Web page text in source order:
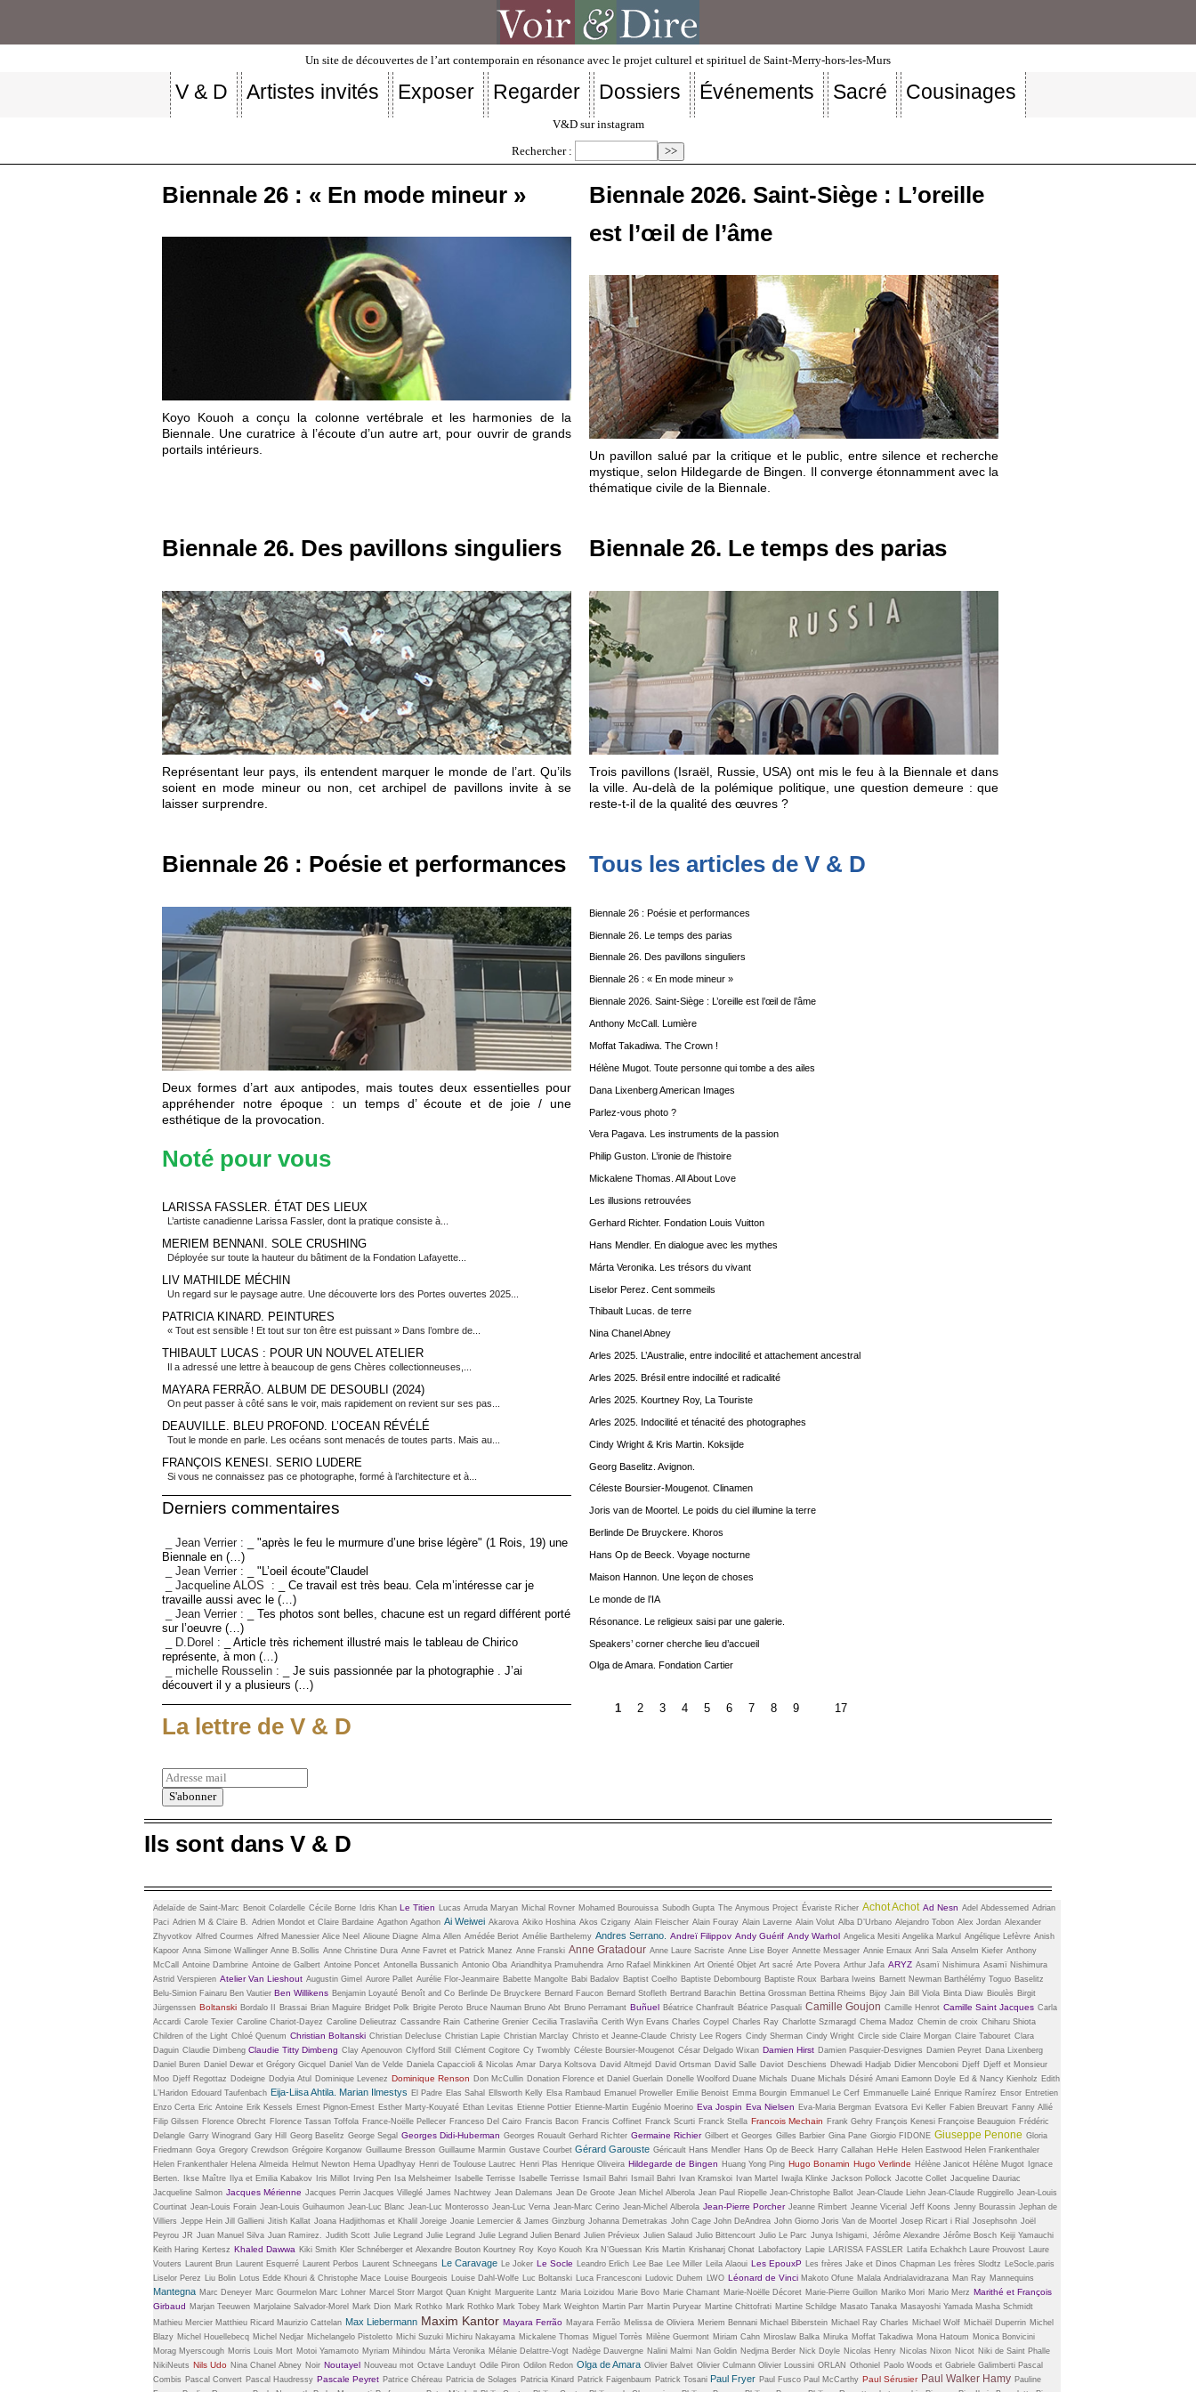
Un site de découvertes de l’art contemporain en résonance avec le projet culturel et spirituel de Saint-Merry-hors-les-Murs
V & D Artistes invités Exposer Regarder Dossiers Événements Sacré Cousinages
V&D sur instagram
Rechercher :
Biennale 26 : « En mode mineur »
Koyo Kouoh a conçu la colonne vertébrale et les harmonies de la
Biennale. Une curatrice à l’écoute d’un autre art, pour ouvrir de grands
portails intérieurs.
Biennale 2026. Saint-Siège : L’oreille
est l’œil de l’âme
Un pavillon salué par la critique et le public, entre silence et recherche
mystique, selon Hildegarde de Bingen. Il converge étonnamment avec la
thématique civile de la Biennale.
Biennale 26. Des pavillons singuliers
Représentant leur pays, ils entendent marquer le monde de l’art. Qu’ils
soient en mode mineur ou non, cet archipel de pavillons invite à se
laisser surprendre.
Biennale 26. Le temps des parias
Trois pavillons (Israël, Russie, USA) ont mis le feu à la Biennale et dans
la ville. Au-delà de la polémique politique, une question demeure : que
reste-t-il de la qualité des œuvres ?
Biennale 26 : Poésie et performances
Deux formes d’art aux antipodes, mais toutes deux essentielles pour
appréhender notre époque : un temps d’ écoute et de joie / une
esthétique de la provocation.
Noté pour vous
LARISSA FASSLER. ÉTAT DES LIEUX
L’artiste canadienne Larissa Fassler, dont la pratique consiste à...
MERIEM BENNANI. SOLE CRUSHING
Déployée sur toute la hauteur du bâtiment de la Fondation Lafayette...
LIV MATHILDE MÉCHIN
Un regard sur le paysage autre. Une découverte lors des Portes ouvertes 2025...
PATRICIA KINARD. PEINTURES
« Tout est sensible ! Et tout sur ton être est puissant » Dans l’ombre de...
THIBAULT LUCAS : POUR UN NOUVEL ATELIER
Il a adressé une lettre à beaucoup de gens Chères collectionneuses,...
MAYARA FERRÃO. ALBUM DE DESOUBLI (2024)
On peut passer à côté sans le voir, mais rapidement on revient sur ses pas...
DEAUVILLE. BLEU PROFOND. L’OCEAN RÉVÉLÉ
Tout le monde en parle. Les océans sont menacés de toutes parts. Mais au...
FRANÇOIS KENESI. SERIO LUDERE
Si vous ne connaissez pas ce photographe, formé à l’architecture et à...
Derniers commentaires
_ Jean Verrier :
_ "après le feu le murmure d’une brise légère" (1 Rois, 19) une
Biennale en (…)
_ Jean Verrier :
_ "L’oeil écoute"Claudel
_ Jacqueline ALOS :
_ Ce travail est très beau. Cela m’intéresse car je
travaille aussi avec le (…)
_ Jean Verrier :
_ Tes photos sont belles, chacune est un regard différent porté
sur l’oeuvre (…)
_ D.Dorel :
_ Article très richement illustré mais le tableau de Chirico
représente, à mon (…)
_ michelle Rousselin :
_ Je suis passionnée par la photographie . J’ai
découvert il y a plusieurs (…)
La lettre de V & D
Tous les articles de V & D
Biennale 26 : Poésie et performances
Biennale 26. Le temps des parias
Biennale 26. Des pavillons singuliers
Biennale 26 : « En mode mineur »
Biennale 2026. Saint-Siège : L’oreille est l’œil de l’âme
Anthony McCall. Lumière
Moffat Takadiwa. The Crown !
Hélène Mugot. Toute personne qui tombe a des ailes
Dana Lixenberg American Images
Parlez-vous photo ?
Vera Pagava. Les instruments de la passion
Philip Guston. L’ironie de l’histoire
Mickalene Thomas. All About Love
Les illusions retrouvées
Gerhard Richter. Fondation Louis Vuitton
Hans Mendler. En dialogue avec les mythes
Márta Veronika. Les trésors du vivant
Liselor Perez. Cent sommeils
Thibault Lucas. de terre
Nina Chanel Abney
Arles 2025. L’Australie, entre indocilité et attachement ancestral
Arles 2025. Brésil entre indocilité et radicalité
Arles 2025. Kourtney Roy, La Touriste
Arles 2025. Indocilité et ténacité des photographes
Cindy Wright & Kris Martin. Koksijde
Georg Baselitz. Avignon.
Céleste Boursier-Mougenot. Clinamen
Joris van de Moortel. Le poids du ciel illumine la terre
Berlinde De Bruyckere. Khoros
Hans Op de Beeck. Voyage nocturne
Maison Hannon. Une leçon de choses
Le monde de l’IA
Résonance. Le religieux saisi par une galerie.
Speakers’ corner cherche lieu d’accueil
Olga de Amara. Fondation Cartier
1 2 3 4 5 6 7 8 9 17
Ils sont dans V & D
Adelaïde de Saint-Marc Benoit Colardelle Cécile Borne Idris Khan Le Titien Lucas Arruda Maryan Michal Rovner Mohamed Bourouissa Subodh Gupta The Anymous Project Évariste Richer Achot Achot Ad Nesn Adel Abdessemed Adrian
Paci Adrien M & Claire B. Adrien Mondot et Claire Bardaine Agathon Agathon Ai Weiwei Akarova Akiko Hoshina Akos Czigany Alain Fleischer Alain Fouray Alain Laverne Alain Volut Alba D’Urbano Alejandro Tobon Alex Jordan Alexander
Zhyvotkov Alfred Courmes Alfred Manessier Alice Neel Alioune Diagne Alma Allen Amédée Beriot Amélie Barthelemy Andres Serrano. Andreï Filippov Andy Guérif Andy Warhol Angelica Mesiti Angelika Markul Angélique Lefèvre Anish
Kapoor Anna Simone Wallinger Anne B.Sollis Anne Christine Dura Anne Favret et Patrick Manez Anne Franski Anne Gratadour Anne Laure Sacriste Anne Lise Boyer Annette Messager Annie Ernaux Anri Sala Anselm Kiefer Anthony
McCall
Antoine Dambrine Antoine de Galbert Antoine Poncet Antonella Bussanich Antonio Oba Ariandhitya Pramuhendra Arno Rafael Minkkinen Art Orienté Objet Art sacré Arte Povera Arthur Jafa ARYZ Asamï Nishimura Asamï Nishimura
Astrid Verspieren Atelier Van Lieshout Augustin Gimel Aurore Pallet Aurélie Flor-Jeanmaire Babette Mangolte Babi Badalov Baptist Coelho Baptiste Debombourg Baptiste Roux Barbara Iweins Barnett Newman Barthélémy Toguo Baselitz
Belu-Simion Fainaru Ben Vautier Ben Willikens Benjamin Loyauté Benoît and Co Berlinde De Bruyckere Bernard Faucon Bernard Stofleth Bertrand Barachin Bettina Grossman Bettina Rheims Bijoy Jain Bill Viola Binta Diaw Bioulès Birgit
Jürgenssen Boltanski Bordalo II Brassai Brian Maguire Bridget Polk Brigite Peroto Bruce Nauman Bruno Abt Bruno Perramant Buñuel Béatrice Chanfrault Béatrice Pasquali Camille Goujon Camille Henrot Camille Saint Jacques Carla
Accardi Carole Texier Caroline Chariot-Dayez Caroline Delieutraz Cassandre Rain Catherine Grenier Cecilia Traslaviña Cerith Wyn Evans Charles Coypel Charles Ray Charlotte Szmaragd Chema Madoz Chemin de croix Chiharu Shiota
Children of the Light Chloé Quenum Christian Boltanski Christian Delecluse Christian Lapie Christian Marclay Christo et Jeanne-Claude Christy Lee Rogers Cindy Sherman Cindy Wright Circle side Claire Morgan Claire Tabouret Clara
Daguin Claudie Dimbeng Claudie Titty Dimbeng Clay Apenouvon Clyfford Still Clément Cogitore Cy Twombly Céleste Boursier-Mougenot César Delgado Wixan Damien Hirst Damien Pasquier-Desvignes Damien Peyret Dana Lixenberg
Daniel Buren Daniel Dewar et Grégory Gicquel Daniel Van de Velde Daniela Capaccioli & Nicolas Amar Darya Koltsova David Altmejd David Ortsman David Salle Daviot Deschiens Dhewadi Hadjab Didier Mencoboni Djeff Djeff et Monsieur
Moo Djeff Regottaz Dodeigne Dodyia Atul Dominique Levenez Dominique Renson Don McCullin Donation Florence et Daniel Guerlain Donelle Woolford Duane Michals Duane Michals Désiré Amani Eamonn Doyle Ed & Nancy Kienholz Edith
L’Haridon Edouard Taufenbach Eija-Liisa Ahtila. Marian Ilmestys El Padre Elas Sahal Ellsworth Kelly Elsa Rambaud Emanuel Proweller Emilie Benoist Emma Bourgin Emmanuel Le Cerf Emmanuelle Lainé Enrique Ramírez Ensor Entretien
Enzo Certa Eric Antoine Erik Kessels Ernest Pignon-Ernest Esther Marty-Kouyaté Ethan Levitas Etienne Pottier Etienne-Martin Eugénio Moerino Eva Jospin Eva Nielsen Eva-Maria Bergman Evatsora Evi Keller Fabien Breuvart Fanny Allié
Filip Gilssen Florence Obrecht Florence Tassan Toffola France-Noëlle Pellecer Franceso Del Cairo Francis Bacon Francis Coffinet Franck Scurti Franck Stella Francois Mechain Frank Gehry François Kenesi Françoise Beauguion Frédéric
Delangle Garry Winogrand Gary Hill Georg Baselitz George Segal Georges Didi-Huberman Georges Rouault Gerhard Richter Germaine Richier Gilbert et Georges Gilles Barbier Gina Pane Giorgio FIDONE Giuseppe Penone Gloria
Friedmann Goya Gregory Crewdson Grégoire Korganow Guillaume Bresson Guillaume Marmin Gustave Courbet Gérard Garouste Géricault Hans Mendler Hans Op de Beeck Harry Callahan HeHe Helen Eastwood Helen Frankenthaler
Helen Frankenthaler Helena Almeida Helmut Newton Hema Upadhyay Henri de Toulouse Lautrec Henri Plas Henrique Oliveira Hildegarde de Bingen Huang Yong Ping Hugo Bonamin Hugo Verlinde Hélène Janicot Hélène Mugot
Ignace
Berten.
Ikse Maître Ilya et Emilia Kabakov Iris Millot Irving Pen Isa Melsheimer Isabelle Terrisse Isabelle Terrisse Ismaïl Bahri Ismaïl Bahri Ivan Kramskoi Ivan Martel Iwajla Klinke Jackson Pollock Jacotte Collet Jacqueline Dauriac
Jacqueline Salmon Jacques Mérienne Jacques Perrin Jacques Villeglé James Nachtwey Jean Dalemans Jean De Groote Jean Michel Alberola Jean Paul Riopelle Jean-Christophe Ballot Jean-Claude Liehn Jean-Claude Ruggirello Jean-Louis
Courtinat Jean-Louis Forain Jean-Louis Guihaumon Jean-Luc Blanc Jean-Luc Monterosso Jean-Luc Verna Jean-Marc Cerino Jean-Michel Alberola Jean-Pierre Porcher Jeanne Rimbert Jeanne Vicerial Jeff Koons Jenny Bourassin Jephan de
Villiers Jeppe Hein Jill Gallieni Jitish Kallat Joana Hadjithomas et Khalil Joreige Joanie Lemercier & James Ginzburg Johanna Demetrakas John Cage John DeAndrea John Giorno Joris Van de Moortel Josep Ricart i Rial Josephsohn Joël
Peyrou JR Juan Manuel Silva Juan Ramirez. Judith Scott Julie Legrand Julie Legrand Julie Legrand Julien Benard Julien Prévieux Julien Salaud Julio Bittencourt Julio Le Parc Junya Ishigami, Jérôme Alexandre Jérôme Bosch Keiji Yamauchi
Keith Haring Kertesz Khaled Dawwa Kiki Smith Kler Schnéberger et Alexandre Bouton Kourtney Roy Koyo Kouoh Kra N’Guessan Kris Martin Krishanarj Chonat Labofactory Lapie LARISSA FASSLER Latifa Echakhch Laure Prouvost
Laure
Vouters
Laurent Brun Laurent Esquerré Laurent Perbos Laurent Schneegans Le Caravage Le Joker Le Socle Leandro Erlich Lee Bae Lee Miller Leila Alaoui Les EpouxP Les frères Jake et Dinos Chapman Les frères Slodtz
LeSocle.paris
Liselor Perez
Liu Bolin Lotus Edde Khouri & Christophe Mace Louise Bourgeois Louise Dahl-Wolfe Luc Boltanski Luca Francesconi Ludovic Duhem LWO Léonard de Vinci Makoto Ofune Malala Andrialavidrazana Man Ray Mannequins
Mantegna Marc Deneyer Marc Gourmelon Marc Lohner Marcel Storr Margot Quan Knight Marguerite Lantz Maria Loizidou Marie Bovo Marie Chamant Marie-Noëlle Décoret Marie-Pierre Guillon Mariko Mori Mario Merz Marithé et François
Girbaud Marjan Teeuwen Marjolaine Salvador-Morel Mark Dion Mark Rothko Mark Rothko Mark Tobey Mark Weighton Martin Parr Martin Puryear Martine Chittofrati Martine Schildge Masato Tanaka Masayoshi Yamada Masha Schmidt
Mathieu Mercier Matthieu Ricard Maurizio Cattelan Max Liebermann Maxim Kantor Mayara Ferrão Mayara Ferrão Melissa de Oliviera Meriem Bennani Michael Biberstein Michael Ray Charles Michael Wolf Michaël Duperrin Michel
Blazy Michel Houellebecq Michel Nedjar Michelangelo Pistoletto Michi Suzuki Michiru Nakayama Mickalene Thomas Miguel Torrès Milène Guermont Miriam Cahn Miroslaw Balka Miruka Moffat Takadiwa Mona Hatoum Monica Bonvicini
Morag Myerscough Morris Louis Mort Motoi Yamamoto Myriam Mihindou Márta Veronika Mélanie Delattre-Vogt Nadège Dauvergne Nalini Malmi Nan Goldin Nedjma Berder Nick Doyle Nicolas Henry Nicolas Nixon Nicot Niki de Saint Phalle
NikiNeuts Nils Udo Nina Chanel Abney Noir Noutayel Nouveau mot Octave Landuyt Odile Piron Odilon Redon Olga de Amara Olivier Balvet Olivier Culmann Olivier Loussini ORLAN Othoniel Paolo Woods et Gabriele Galimberti Pascal
Combis Pascal Convert Pascal Haudressy Pascale Peyret Patrice Chéreau Patricia de Solages Patricia Kinard Patrick Faigenbaum Patrick Tosani Paul Fryer Paul Fusco Paul McCarthy Paul Sérusier Paul Walker Hamy Pauline